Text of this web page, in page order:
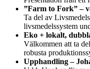
”Farm to Fork” –
Ta del av
livsmedelssystem
Eko + lokalt,
Välkommen att ta
robusta
Upphandling –